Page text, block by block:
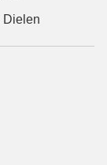
Dielen